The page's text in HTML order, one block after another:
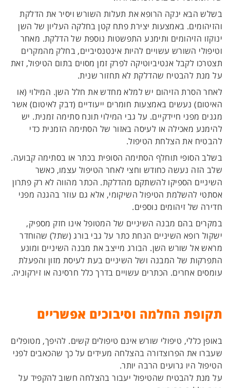
בשלש הבא ינקה הרופא את תעלות השורש ויסיר את הדלקת
והזיהומים. באמצעות יצירת פתח קטן בחלקה העליון של השן
ינוקזו הזיהומים ותימנע התפשטות נוספת של הדלקת. מאחר
וטיפולי השורש עשויים להיות אינטנסיביים, בחלק מהמקרים
תצטרכו לקבל אנטיביוטיקה לפרק זמן מסוים בתום הטיפול, זאת
על מנת להבטיח שהדלקת לא תחזור שנית.
לאחר הסרת הזיהום יש למלא מחדש את חלל השן. המילוי (או
האיטום) נעשים באמצעות חומרים ייעודיים (דבק לאיטום) אשר
מגנים מפני חיידקיים. על גבי המילוי תונח סתימה זמנית. יש
להימנע מאכילה או לעיסה באזור של הסתימה הזמנית כדי
להבטיח את הצלחת הטיפול.
בשלב הסופי תוחלף הסתימה הסופית בכתר או בסתימה קבועה.
שלב הזה נעשה כחודש וחצי לאחר הטיפול עצמו, כאשר
השיניים הספיקו להשתקם מהדלקת. הכתר מהווה לא רק פתרון
אסתטי להשלמת הטיפול השיקומי, אלא גם עוזר בהגנה מפני
חדירה של זיהומים נוספים.
במקרים בהם מבנה השיניים של המטופל אינו חזק מספיק,
ישקול רופא השיניים הנחת כתר על גבי בורג (שתל) שהוחדר
מראש אל שורש השן. הבורג מייצב את מבנה השיניים ומונע
התפרקות של המבנה ושל השיניים בעת לעיסת מזון והפעלת
עומסים אחרים. הכתרים עשויים בדרך כלל חרסינה או זירקוניה.
תקופת החלמה וסיבוכים אפשריים
באופן כללי, טיפולי שורש אינם טיפולים קשים. להיפך, מטופלים
שעברו את הפרוצדורה בהצלחה מעידים על כך שהכאבים לפני
הטיפול היו גרועים הרבה יותר.
על מנת להבטיח שהטיפול יעבור בהצלחה חשוב להקפיד על